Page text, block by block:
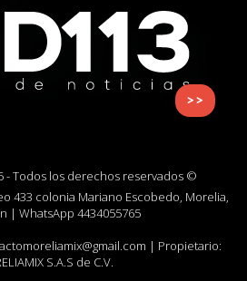
>>
- Todos los derechos reservados ©
433 colonia Mariano Escobedo, Morelia,
| WhatsApp 4434055765
| Propietario:
S.A.S de C.V.